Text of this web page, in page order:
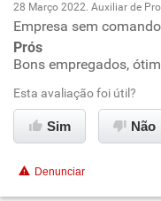
Recomenda a
Oportunidade de
Ambiente de trabalho
Conciliação com a vida
28 Março 2022. Auxiliar de
Empresa sem
Prós
Bons empregados,
Esta avaliação foi útil?
Sim Não
Denunciar